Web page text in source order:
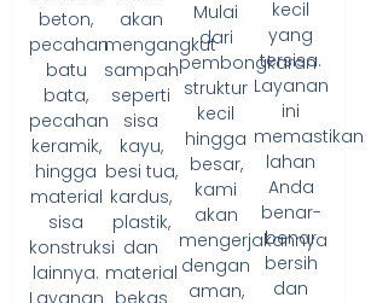
beton,
pecahan
batu
bata,
pecahan
keramik,
hingga
material
sisa
konstruksi
lainnya.
akan
mengangkut
sampah
seperti
sisa
kayu,
besi tua,
kardus,
plastik,
dan
material
bekas
Mulai
dari
pembongkaran
struktur
kecil
hingga
besar,
kami
akan
mengerjakannya
dengan
aman,
kecil
yang
tersisa.
Layanan
ini
memastikan
lahan
Anda
benar-
benar
bersih
dan